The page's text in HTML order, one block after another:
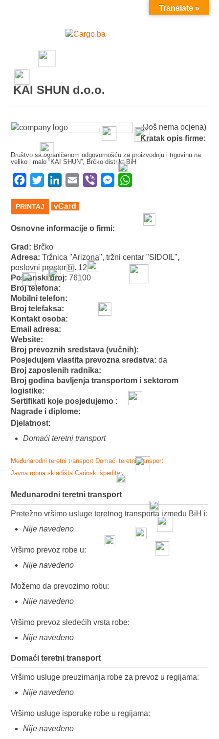
MENU
KAI SHUN d.o.o.
(Još nema ocjena)
Kratak opis firme:
Društvo sa ograničenom odgovornošću za proizvodnju i trgovinu na
veliko i malo “KAI SHUN”, Brčko distrikt BiH
Facebook
Twitter LinkedIn
Email Viber Messenger
PRINTAJ vCard
Osnovne informacije o firmi:
Grad: Brčko
Adresa:Tržnica "Arizona", tržni centar "SIDOIL",
poslovni prostor br. 12
Poštanski broj:76100
Broj telefona:
Mobilni telefon:
Broj telefaksa:
Kontakt osoba:
Email adresa:
Website:
Broj prevoznih sredstava (vučnih):
Posjedujem vlastita prevozna sredstva:da
Broj zaposlenih radnika:
Broj godina bavljenja transportom i sektorom
logistike:
Sertifikati koje posjedujemo :
Nagrade i diplome:
Djelatnost:
Domaći teretni transport
Međunarodni teretni transport Domaći teretni transport
Javna robna skladišta Carinski špediter
Međunarodni teretni transport
Pretežno vršimo usluge teretnog transporta između BiH i:
Nije navedeno
Vršimo prevoz robe u:
Nije navedeno
Možemo da prevozimo robu:
Nije navedeno
Vršimo prevoz sledećih vrsta robe:
Nije navedeno
Domaći teretni transport
Vršimo usluge preuzimanja robe za prevoz u regijama:
Nije navedeno
Vršimo usluge isporuke robe u regijama:
Nije navedeno
Translate »